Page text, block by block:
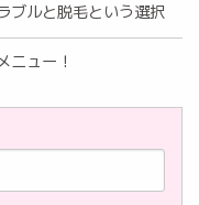
ブルと脱毛という選択
ニュー！